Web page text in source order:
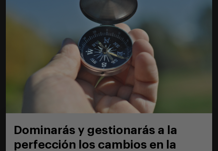
Dominarás y gestionarás a la
perfección los cambios en la